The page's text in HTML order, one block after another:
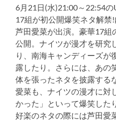
6月21日(水)21:00～22:54
17組が初公開爆笑ネタ解
芦田愛菜が出演。豪華17組
公開。ナイツが漫才を研究
り、南海キャンディーズが
露したり。さらには、あの
体を張ったネタを披露する
愛菜も、ナイツの漫才に対
かった」といって爆笑した
好楽のネタの際には芦田愛